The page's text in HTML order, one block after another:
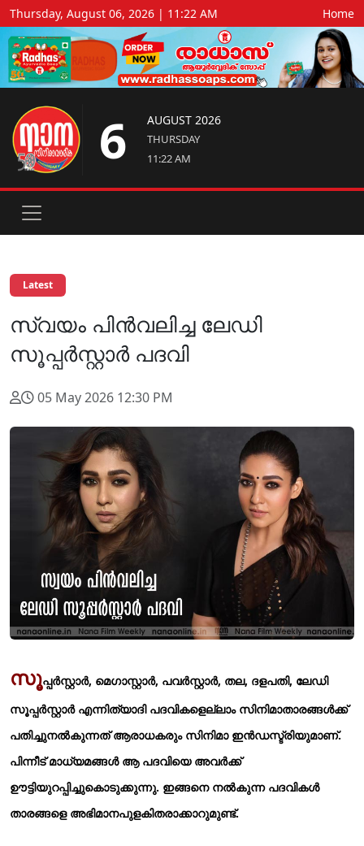
Thursday, August 06, 2026 | 11:22 AM Home
6 AUGUST 2026
THURSDAY
11:22 AM
Latest
സ്വയം പിന്‍വലിച്ച ലേഡി
സൂപ്പര്‍സ്റ്റാര്‍ പദവി
05 May 2026 12:30 PM
സൂപ്പര്‍സ്റ്റാര്‍, മെഗാസ്റ്റാര്‍, പവര്‍സ്റ്റാര്‍, തല, ദളപതി, ലേഡി
സൂപ്പര്‍സ്റ്റാര്‍ എന്നിത്യാദി പദവികളെല്ലാം സിനിമാതാരങ്ങള്‍ക്ക്
പതിച്ചുനല്‍കുന്നത് ആരാധകരും സിനിമാ ഇന്‍ഡസ്ട്രിയുമാണ്.
പിന്നീട് മാധ്യമങ്ങള്‍ ആ പദവിയെ അവര്‍ക്ക്
ഊട്ടിയുറപ്പിച്ചുകൊടുക്കുന്നു. ഇങ്ങനെ നല്‍കുന്ന പദവികള്‍
താരങ്ങളെ അഭിമാനപുളകിതരാക്കാറുമുണ്ട്.